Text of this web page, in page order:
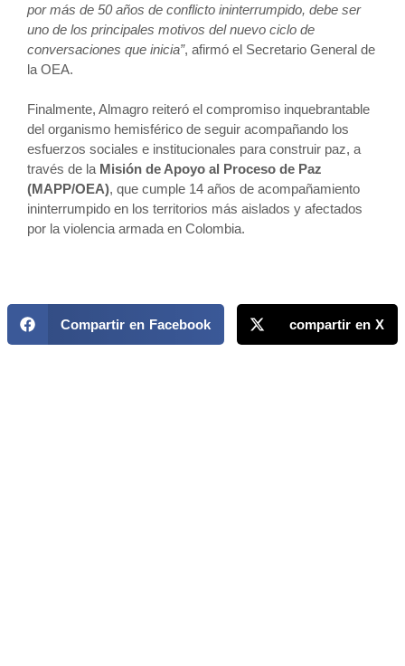
por más de 50 años de conflicto ininterrumpido, debe ser
uno de los principales motivos del nuevo ciclo de
conversaciones que inicia”, afirmó el Secretario General de
la OEA.
Finalmente, Almagro reiteró el compromiso inquebrantable
del organismo hemisférico de seguir acompañando los
esfuerzos sociales e institucionales para construir paz, a
través de la Misión de Apoyo al Proceso de Paz
(MAPP/OEA), que cumple 14 años de acompañamiento
ininterrumpido en los territorios más aislados y afectados
por la violencia armada en Colombia.
Compartir en Facebook compartir en X